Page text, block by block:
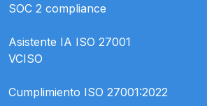
SOC 2 compliance
Asistente IA ISO 27001
VCISO
Cumplimiento ISO 27001:2022